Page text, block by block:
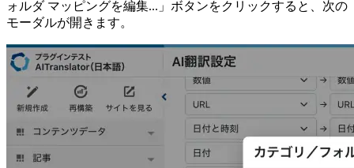
ォルダ マッピングを編集...」ボタンをクリックすると、次の
モーダルが開きます。